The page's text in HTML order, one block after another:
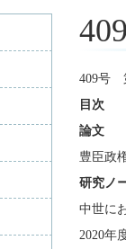
409号
目次
論文
豊臣
研究ノ
中世に
2020